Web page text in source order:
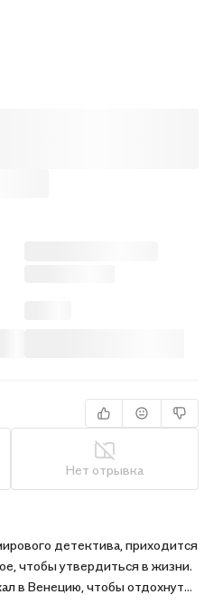
Нет отрывка
детектива, приходится
чтобы утвердиться в жизни.
в Венецию, чтобы отдохнуть